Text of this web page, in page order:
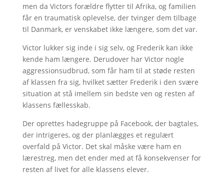
men da Victors forældre flytter til Afrika, og familien
får en traumatisk oplevelse, der tvinger dem tilbage
til Danmark, er venskabet ikke længere, som det var.
Victor lukker sig inde i sig selv, og Frederik kan ikke
kende ham længere. Derudover har Victor nogle
aggressionsudbrud, som får ham til at støde resten
af klassen fra sig, hvilket sætter Frederik i den svære
situation at stå imellem sin bedste ven og resten af
klassens fællesskab.
Der oprettes hadegruppe på Facebook, der bagtales,
der intrigeres, og der planlægges et regulært
overfald på Victor. Det skal måske være ham en
lærestreg, men det ender med at få konsekvenser for
resten af livet for alle klassens elever.